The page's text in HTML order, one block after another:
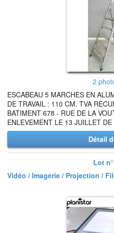
2
ESCABEAU 5 MARCHES EN
DE TRAVAIL : 110 CM. TVA
BATIMENT 678 - RUE DE LA
ENLEVEMENT LE 13 JUILLET
Détail
Lot
Vidéo / Imagerie / Projection /